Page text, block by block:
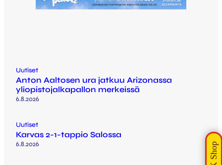
Uutiset
Anton Aaltosen ura jatkuu Arizonassa
yliopistojalkapallon merkeissä
6.8.2026
Uutiset
Karvas 2-1-tappio Salossa
6.8.2026